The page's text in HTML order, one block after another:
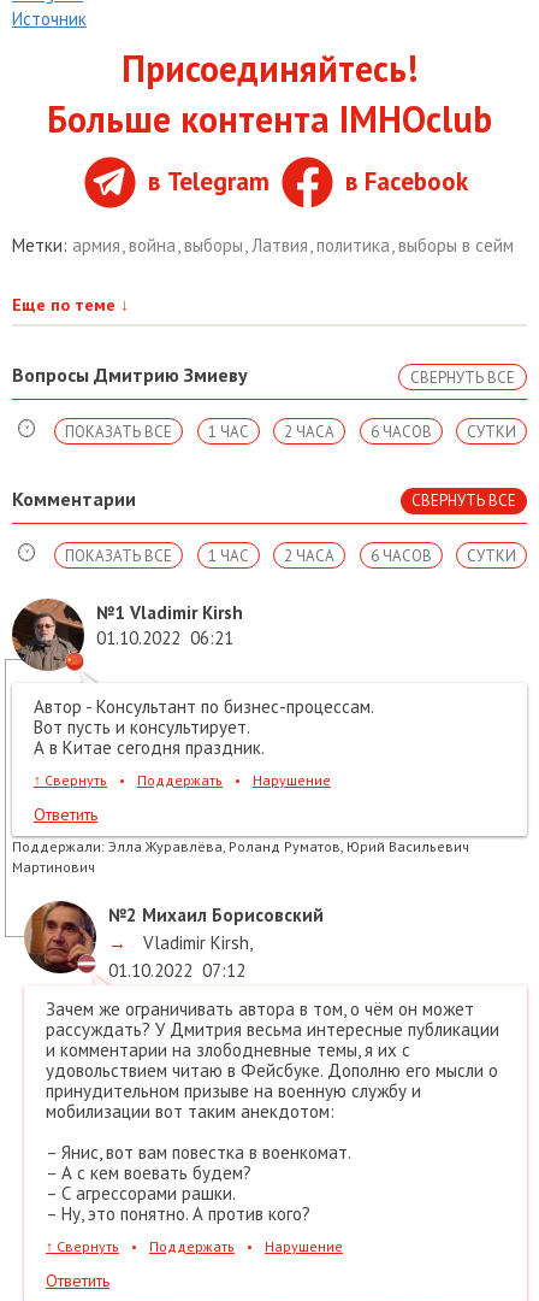
Источник
Присоединяйтесь!
Больше контента IMHOclub
в Telegram в Facebook
Метки: армия война выборы Латвия политика выборы в сейм
Еще по теме ↓
Вопросы Дмитрию Змиеву СВЕРНУТЬ ВСЕ
СУТКИ
6 ЧАСОВ
2 ЧАСА
1 ЧАС
ПОКАЗАТЬ ВСЕ
Комментарии СВЕРНУТЬ ВСЕ
СУТКИ
6 ЧАСОВ
2 ЧАСА
1 ЧАС
ПОКАЗАТЬ ВСЕ
№1 Vladimir Kirsh
01.10.2022 06:21
Автор - Консультант по бизнес-процессам.
Вот пусть и консультирует.
А в Китае сегодня праздник.
↑ Свернуть • Поддержать • Нарушение
Ответить
Поддержали: Элла Журавлёва, Роланд Руматов, Юрий Васильевич
Мартинович
№2 Михаил Борисовский
→
Vladimir Kirsh
01.10.2022 07:12
Зачем же ограничивать автора в том, о чём он может
рассуждать? У Дмитрия весьма интересные публикации
и комментарии на злободневные темы, я их с
удовольствием читаю в Фейсбуке. Дополню его мысли о
принудительном призыве на военную службу и
мобилизации вот таким анекдотом:
– Янис, вот вам повестка в военкомат.
– А с кем воевать будем?
– С агрессорами рашки.
– Ну, это понятно. А против кого?
↑ Свернуть • Поддержать • Нарушение
Ответить